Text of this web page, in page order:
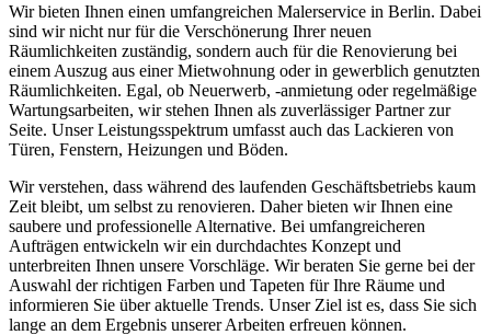
Wir bieten Ihnen einen umfangreichen Malerservice in Berlin. Dabei
sind wir nicht nur für die Verschönerung Ihrer neuen
Räumlichkeiten zuständig, sondern auch für die Renovierung bei
einem Auszug aus einer Mietwohnung oder in gewerblich genutzten
Räumlichkeiten. Egal, ob Neuerwerb, -anmietung oder regelmäßige
Wartungsarbeiten, wir stehen Ihnen als zuverlässiger Partner zur
Seite. Unser Leistungsspektrum umfasst auch das Lackieren von
Türen, Fenstern, Heizungen und Böden.
Wir verstehen, dass während des laufenden Geschäftsbetriebs kaum
Zeit bleibt, um selbst zu renovieren. Daher bieten wir Ihnen eine
saubere und professionelle Alternative. Bei umfangreicheren
Aufträgen entwickeln wir ein durchdachtes Konzept und
unterbreiten Ihnen unsere Vorschläge. Wir beraten Sie gerne bei der
Auswahl der richtigen Farben und Tapeten für Ihre Räume und
informieren Sie über aktuelle Trends. Unser Ziel ist es, dass Sie sich
lange an dem Ergebnis unserer Arbeiten erfreuen können.